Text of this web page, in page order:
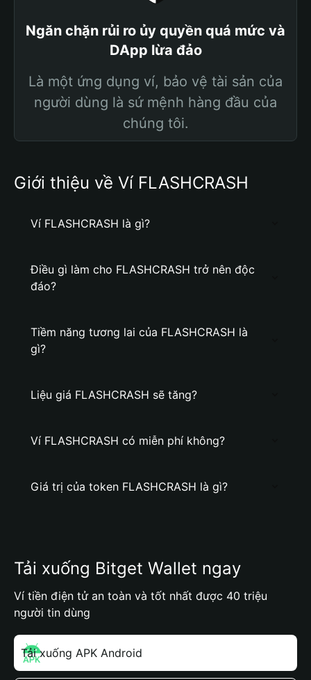
Ngăn chặn rủi ro ủy quyền quá mức và
DApp lừa đảo
Là một ứng dụng ví, bảo vệ tài sản của
người dùng là sứ mệnh hàng đầu của
chúng tôi.
Giới thiệu về Ví FLASHCRASH
Ví FLASHCRASH là gì?
Điều gì làm cho FLASHCRASH trở nên độc
đáo?
Tiềm năng tương lai của FLASHCRASH là
gì?
Liệu giá FLASHCRASH sẽ tăng?
Ví FLASHCRASH có miễn phí không?
Giá trị của token FLASHCRASH là gì?
Tải xuống Bitget Wallet ngay
Ví tiền điện tử an toàn và tốt nhất được 40 triệu
người tin dùng
Tải xuống APK Android